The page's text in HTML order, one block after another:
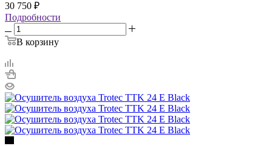
30 750 ₽
Подробности
В корзину